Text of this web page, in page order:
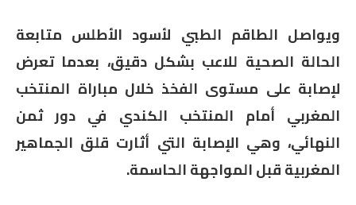
ويواصل الطاقم الطبي لأسود الأطلس متابعة
الحالة الصحية للاعب بشكل دقيق، بعدما تعرض
لإصابة على مستوى الفخذ خلال مباراة المنتخب
المغربي أمام المنتخب الكندي في دور ثمن
النهائي، وهي الإصابة التي أثارت قلق الجماهير
المغربية قبل المواجهة الحاسمة.